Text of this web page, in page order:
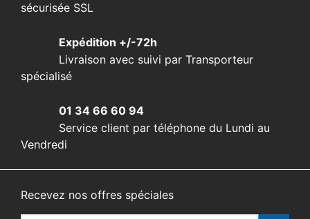
sécurisée SSL
Expédition +/-72h
Livraison avec suivi par Transporteur
spécialisé
01 34 66 60 94
Service client par téléphone du Lundi au
Vendredi
Recevez nos offres spéciales